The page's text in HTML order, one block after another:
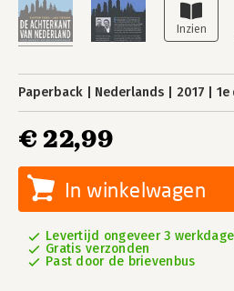
Paperback Nederlands 2017 1e
€ 22,99
In winkelwagen
Levertijd ongeveer 3
Gratis verzonden
Past door de brievenbus